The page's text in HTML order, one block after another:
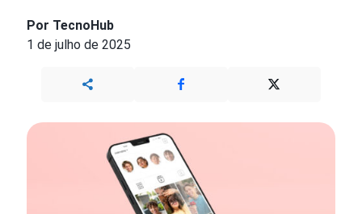
Por TecnoHub
1 de julho de 2025